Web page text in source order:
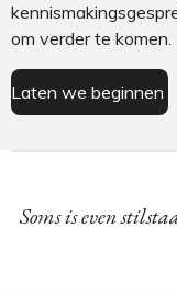
om verder te komen.
Laten we beginnen
Soms is even